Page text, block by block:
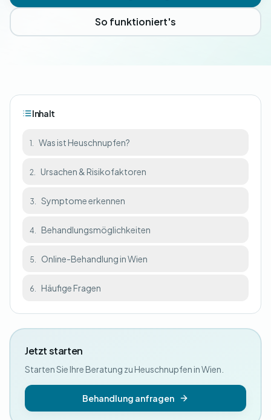
So funktioniert's
Inhalt
1. Was ist Heuschnupfen?
2. Ursachen & Risikofaktoren
3. Symptome erkennen
4. Behandlungsmöglichkeiten
5. Online-Behandlung in Wien
6. Häufige Fragen
Jetzt starten
Starten Sie Ihre Beratung zu Heuschnupfen in Wien.
Behandlung anfragen